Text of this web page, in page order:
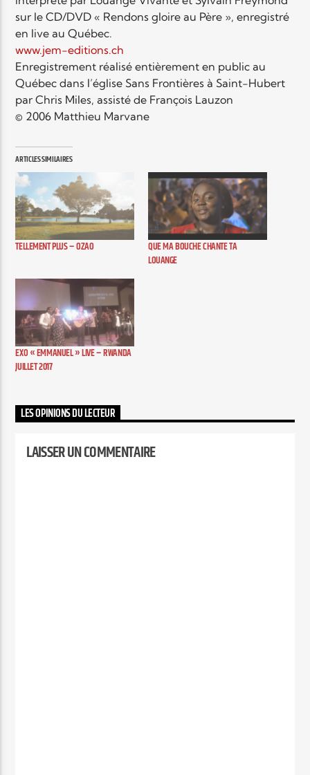
Elyon Hits
Elyon Live
sur le CD/DVD « Rendons gloire au Père », enregistré
en live au Québec.
www.jem-editions.ch
Enregistrement réalisé entièrement en public au
Québec dans l’église Sans Frontières à Saint-Hubert
par Chris Miles, assisté de François Lauzon
© 2006 Matthieu Marvane
ARTICLES SIMILAIRES
TELLEMENT PLUS – OZAO
QUE MA BOUCHE CHANTE TA
LOUANGE
EXO « EMMANUEL » LIVE – RWANDA
JUILLET 2017
LES OPINIONS DU LECTEUR
LAISSER UN COMMENTAIRE